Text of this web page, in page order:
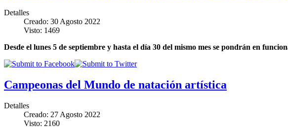
Detalles
Creado: 30 Agosto 2022
Visto: 1469
Desde el lunes 5 de septiembre y hasta el día 30 del mismo mes se pondrán en
Campeonas del Mundo de natación artística
Detalles
Creado: 27 Agosto 2022
Visto: 2160